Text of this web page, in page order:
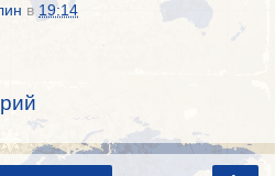
в 19:14